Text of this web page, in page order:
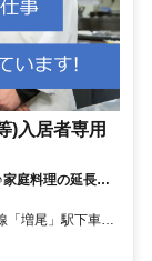
)入居者専用
庭料理の延長で
「増尾」駅下車徒